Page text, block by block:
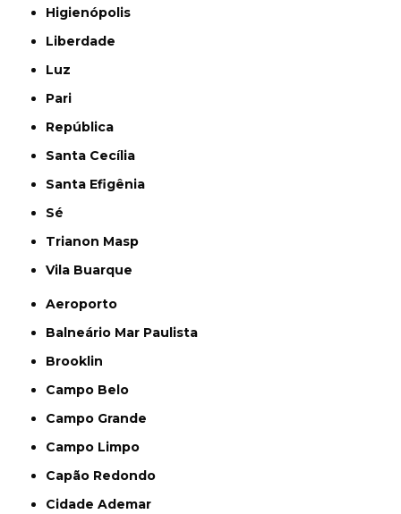
Higienópolis
Liberdade
Luz
Pari
República
Santa Cecília
Santa Efigênia
Sé
Trianon Masp
Vila Buarque
Aeroporto
Balneário Mar Paulista
Brooklin
Campo Belo
Campo Grande
Campo Limpo
Capão Redondo
Cidade Ademar